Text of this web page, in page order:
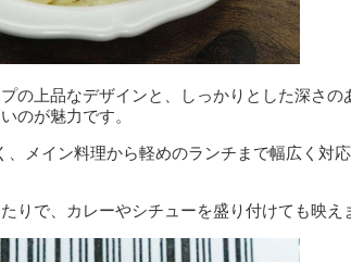
の上品なデザインと、しっかりとした深さの
のが魅力です。
メイン料理から軽めのランチまで幅広く対
りで、カレーやシチューを盛り付けても映え